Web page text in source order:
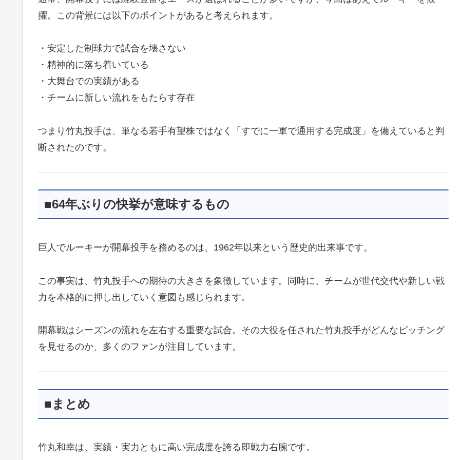
擢。この背景には以下のポイントがあると考えられます。
・安定した制球力で試合を壊さない
・精神的に落ち着いている
・大舞台での実績がある
・チームに新しい流れをもたらす存在
つまり竹丸投手は、単なる若手有望株ではなく「すでに一軍で通用する完成度」を備えていると判
断されたのです。
■64年ぶりの快挙が意味するもの
巨人でルーキーが開幕投手を務めるのは、1962年以来という歴史的出来事です。
この事実は、竹丸投手への期待の大きさを象徴しています。同時に、チームが世代交代や新しい戦
力を本格的に押し出していく意図も感じられます。
開幕戦はシーズンの流れを左右する重要な試合。その大役を任された竹丸投手がどんなピッチング
を見せるのか、多くのファンが注目しています。
■まとめ
竹丸和幸は、実績・実力ともに高い完成度を誇る即戦力右腕です。